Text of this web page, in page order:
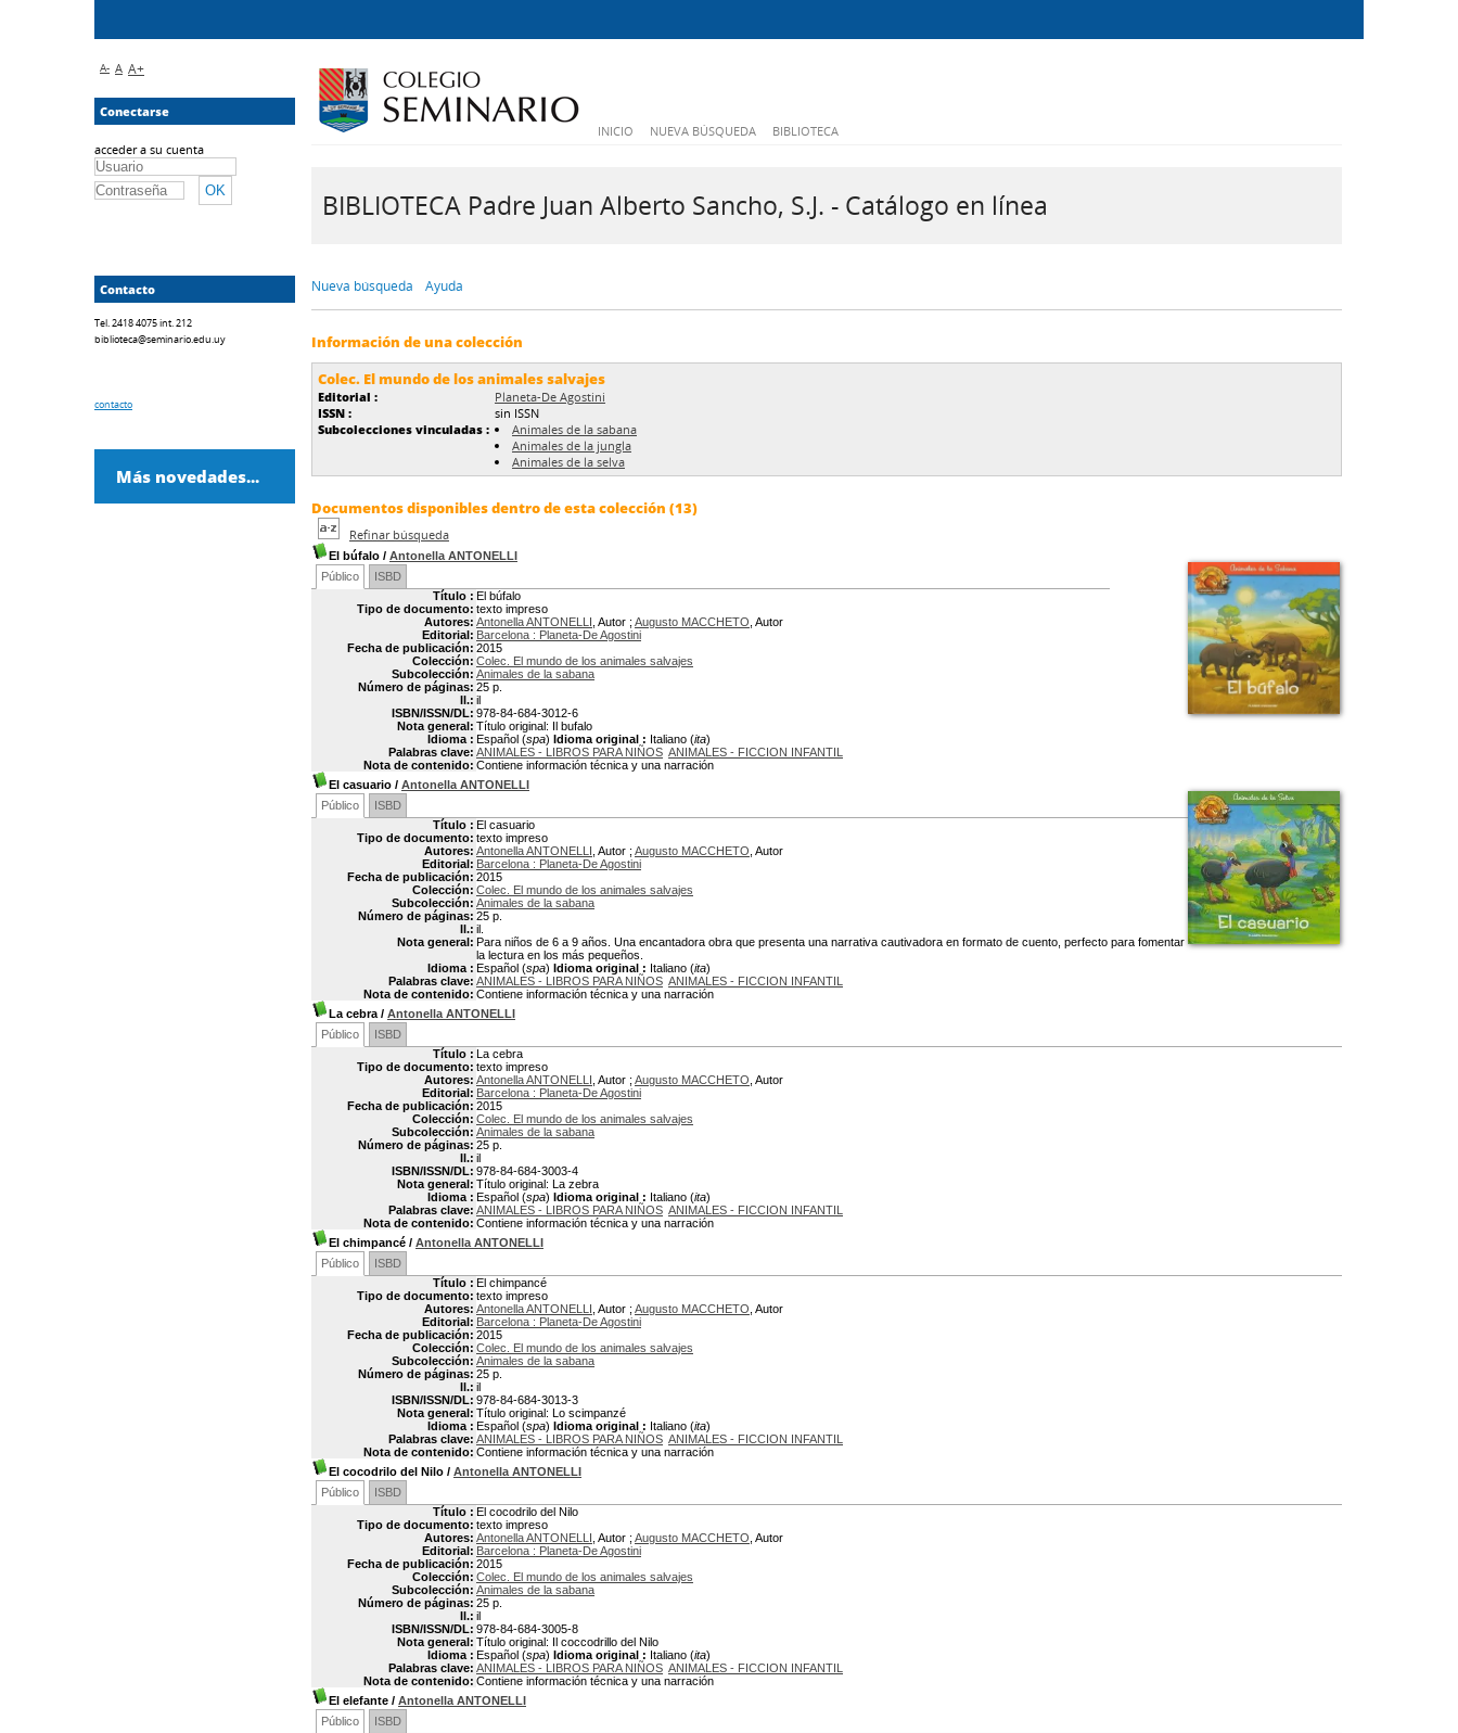
INICIO NUEVA BÚSQUEDA BIBLIOTECA
BIBLIOTECA Padre Juan Alberto Sancho, S.J. - Catálogo en línea
Nueva búsqueda Ayuda
Información de una colección
Colec. El mundo de los animales salvajes
Editorial :
Planeta-De Agostini
ISSN :
sin ISSN
Subcolecciones vinculadas :
Animales de la sabana
Animales de la jungla
Animales de la selva
Documentos disponibles dentro de esta colección (13)
Refinar búsqueda
El búfalo / Antonella ANTONELLI
Público
ISBD
Título : El búfalo
Tipo de documento: texto impreso
Autores: Antonella ANTONELLI , Autor ; Augusto MACCHETO , Autor
Editorial: Barcelona : Planeta-De Agostini
Fecha de publicación: 2015
Colección: Colec. El mundo de los animales salvajes
Subcolección: Animales de la sabana
Número de páginas: 25 p.
Il.: il
ISBN/ISSN/DL: 978-84-684-3012-6
Nota general: Título original: Il bufalo
Idioma : Español (spa) Idioma original : Italiano (ita)
Palabras clave: ANIMALES - LIBROS PARA NIÑOS ANIMALES - FICCION INFANTIL
Nota de contenido: Contiene información técnica y una narración
El casuario / Antonella ANTONELLI
Público
ISBD
Título : El casuario
Tipo de documento: texto impreso
Autores: Antonella ANTONELLI , Autor ; Augusto MACCHETO , Autor
Editorial: Barcelona : Planeta-De Agostini
Fecha de publicación: 2015
Colección: Colec. El mundo de los animales salvajes
Subcolección: Animales de la sabana
Número de páginas: 25 p.
Il.: il.
Nota general: Para niños de 6 a 9 años. Una encantadora obra que presenta una narrativa cautivadora en formato de cuento, perfecto para fomentar
la lectura en los más pequeños.
Idioma : Español (spa) Idioma original : Italiano (ita)
Palabras clave: ANIMALES - LIBROS PARA NIÑOS ANIMALES - FICCION INFANTIL
Nota de contenido: Contiene información técnica y una narración
La cebra / Antonella ANTONELLI
Público
ISBD
Título : La cebra
Tipo de documento: texto impreso
Autores: Antonella ANTONELLI , Autor ; Augusto MACCHETO , Autor
Editorial: Barcelona : Planeta-De Agostini
Fecha de publicación: 2015
Colección: Colec. El mundo de los animales salvajes
Subcolección: Animales de la sabana
Número de páginas: 25 p.
Il.: il
ISBN/ISSN/DL: 978-84-684-3003-4
Nota general: Título original: La zebra
Idioma : Español (spa) Idioma original : Italiano (ita)
Palabras clave: ANIMALES - LIBROS PARA NIÑOS ANIMALES - FICCION INFANTIL
Nota de contenido: Contiene información técnica y una narración
El chimpancé / Antonella ANTONELLI
Público
ISBD
Título : El chimpancé
Tipo de documento: texto impreso
Autores: Antonella ANTONELLI , Autor ; Augusto MACCHETO , Autor
Editorial: Barcelona : Planeta-De Agostini
Fecha de publicación: 2015
Colección: Colec. El mundo de los animales salvajes
Subcolección: Animales de la sabana
Número de páginas: 25 p.
Il.: il
ISBN/ISSN/DL: 978-84-684-3013-3
Nota general: Título original: Lo scimpanzé
Idioma : Español (spa) Idioma original : Italiano (ita)
Palabras clave: ANIMALES - LIBROS PARA NIÑOS ANIMALES - FICCION INFANTIL
Nota de contenido: Contiene información técnica y una narración
El cocodrilo del Nilo / Antonella ANTONELLI
Público
ISBD
Título : El cocodrilo del Nilo
Tipo de documento: texto impreso
Autores: Antonella ANTONELLI , Autor ; Augusto MACCHETO , Autor
Editorial: Barcelona : Planeta-De Agostini
Fecha de publicación: 2015
Colección: Colec. El mundo de los animales salvajes
Subcolección: Animales de la sabana
Número de páginas: 25 p.
Il.: il
ISBN/ISSN/DL: 978-84-684-3005-8
Nota general: Título original: Il coccodrillo del Nilo
Idioma : Español (spa) Idioma original : Italiano (ita)
Palabras clave: ANIMALES - LIBROS PARA NIÑOS ANIMALES - FICCION INFANTIL
Nota de contenido: Contiene información técnica y una narración
El elefante / Antonella ANTONELLI
Público
ISBD
A- A A+
Conectarse
acceder a su cuenta
Contacto
Tel. 2418 4075 int. 212
biblioteca@seminario.edu.uy
contacto
Más novedades...